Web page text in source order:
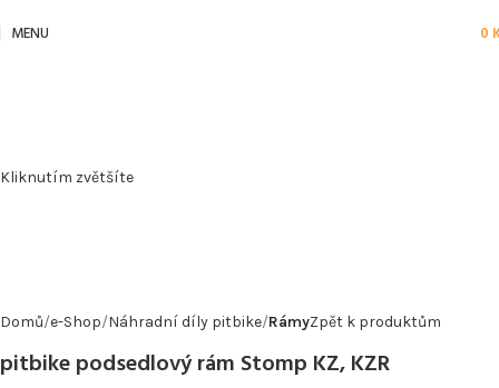
MENU 0
Kliknutím zvětšíte
Domů e-Shop Náhradní díly pitbike RámyZpět k produktům
pitbike podsedlový rám Stomp KZ, KZR